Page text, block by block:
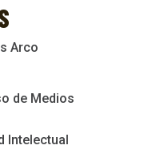
Arco
de Medios
Intelectual